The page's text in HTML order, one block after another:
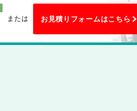
または お見積りフォームはこちら